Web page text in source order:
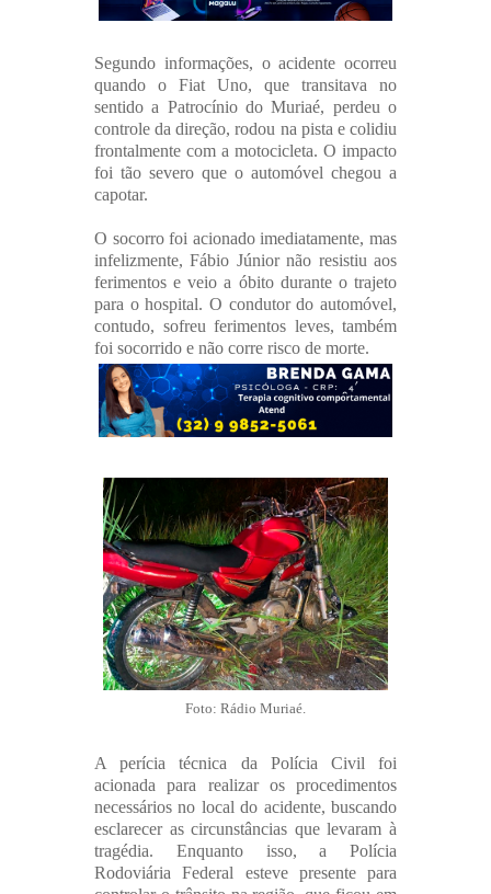
Segundo informações, o acidente ocorreu
quando o Fiat Uno, que transitava no
sentido a Patrocínio do Muriaé, perdeu o
controle da direção, rodou na pista e colidiu
frontalmente com a motocicleta. O impacto
foi tão severo que o automóvel chegou a
capotar.
O socorro foi acionado imediatamente, mas
infelizmente, Fábio Júnior não resistiu aos
ferimentos e veio a óbito durante o trajeto
para o hospital. O condutor do automóvel,
contudo, sofreu ferimentos leves, também
foi socorrido e não corre risco de morte.
Foto: Rádio Muriaé.
A perícia técnica da Polícia Civil foi
acionada para realizar os procedimentos
necessários no local do acidente, buscando
esclarecer as circunstâncias que levaram à
tragédia. Enquanto isso, a Polícia
Rodoviária Federal esteve presente para